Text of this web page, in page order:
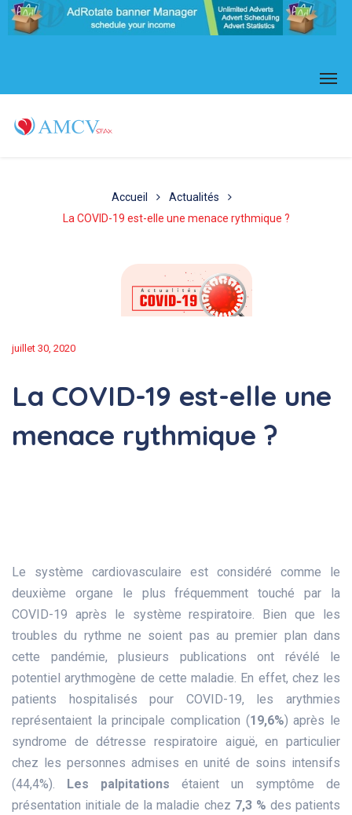
Accueil
Actualités
La COVID-19 est-elle une menace rythmique ?
juillet 30, 2020
La COVID-19 est-elle une
menace rythmique ?
Le système cardiovasculaire est considéré comme le
deuxième organe le plus fréquemment touché par la
COVID-19 après le système respiratoire. Bien que les
troubles du rythme ne soient pas au premier plan dans
cette pandémie, plusieurs publications ont révélé le
potentiel arythmogène de cette maladie. En effet, chez les
patients hospitalisés pour COVID-19, les arythmies
représentaient la principale complication (19,6%) après le
syndrome de détresse respiratoire aiguë, en particulier
chez les personnes admises en unité de soins intensifs
(44,4%).
Les palpitations étaient un symptôme de
présentation initiale de la maladie chez 7,3 % des patients